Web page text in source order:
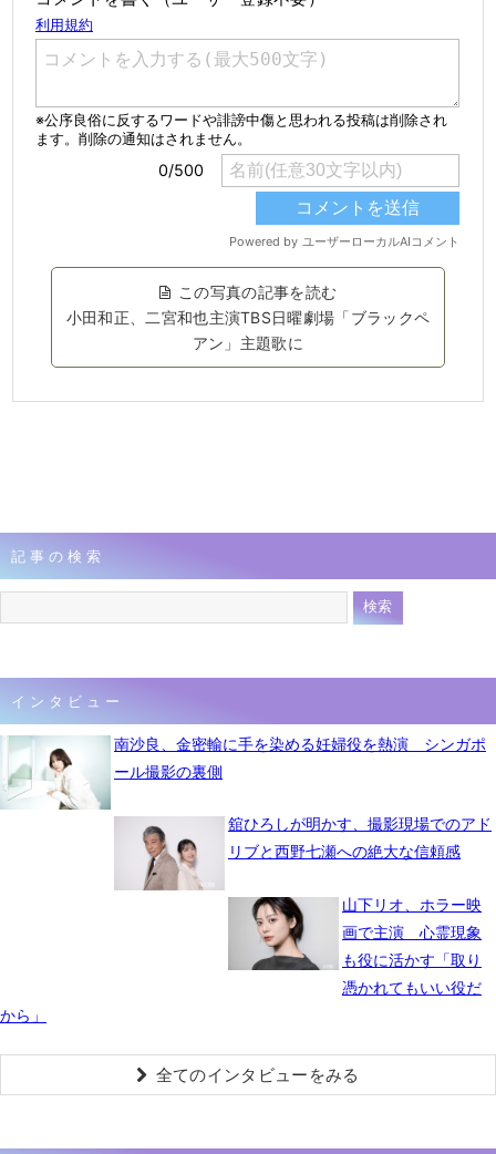
この写真の記事を読む
小田和正、二宮和也主演TBS日曜劇場「ブラックペ
アン」主題歌に
記事の検索
インタビュー
南沙良、金密輸に手を染める妊婦役を熱演 シンガポ
ール撮影の裏側
舘ひろしが明かす、撮影現場でのアド
リブと西野七瀬への絶大な信頼感
山下リオ、ホラー映
画で主演 心霊現象
も役に活かす「取り
憑かれてもいい役だ
から」
全てのインタビューをみる